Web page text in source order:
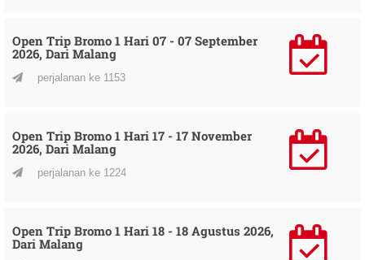
Open Trip Bromo 1 Hari 07 - 07 September
2026, Dari Malang
perjalanan ke 1153
Open Trip Bromo 1 Hari 17 - 17 November
2026, Dari Malang
perjalanan ke 1224
Open Trip Bromo 1 Hari 18 - 18 Agustus 2026,
Dari Malang